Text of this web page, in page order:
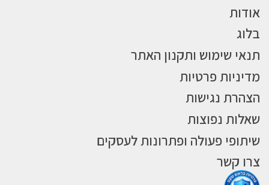
אודות
בלוג
תנאי שימוש ותקנון האתר
מדיניות פרטיות
הצהרת נגישות
שאלות נפוצות
שיתופי פעולה ופתרונות לעסקים
צרו קשר